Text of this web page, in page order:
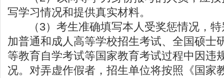
写学习情况和提供真实材料。
（3）考生准确填写本人受奖惩情况，特
加普通和成人高等学校招生考试、全国硕士
等教育自学考试等国家教育考试过程中因违
况。对弄虚作假者，招生单位将按照《国家